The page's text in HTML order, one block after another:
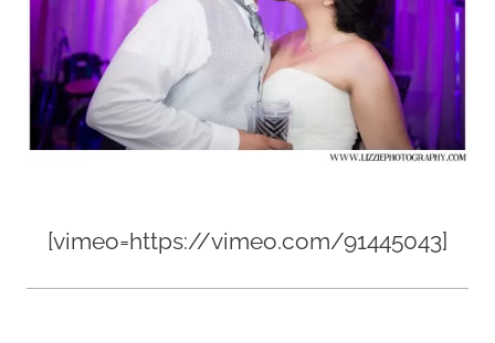
[vimeo=https://vimeo.com/91445043]